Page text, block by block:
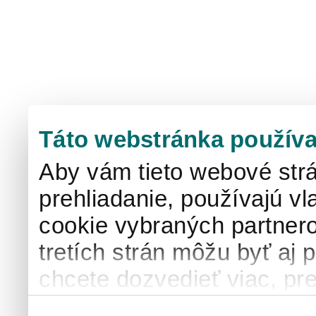
Táto webstránka
Aby vám tieto webové
prehliadanie, používajú
cookie vybraných
tretích strán môžu byť aj
chcete dozvedieť viac,